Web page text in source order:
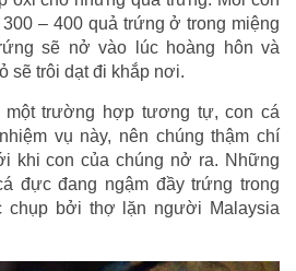
– 400 quả trứng ở trong miệng
sẽ nở vào lúc hoàng hôn và
sẽ trôi dạt đi khắp nơi.
trường hợp tương tự, con cá
vụ này, nên chúng thậm chí
khi con của chúng nở ra. Những
đực đang ngậm đầy trứng trong
chụp bởi thợ lặn người Malaysia